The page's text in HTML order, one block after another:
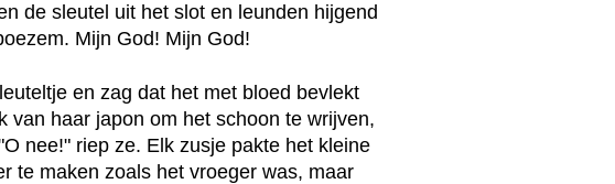
de sleutel uit het slot en leunden hijgend
Mijn God! Mijn God!
en zag dat het met bloed bevlekt
van haar japon om het schoon te wrijven,
nee!" riep ze. Elk zusje pakte het kleine
te maken zoals het vroeger was, maar